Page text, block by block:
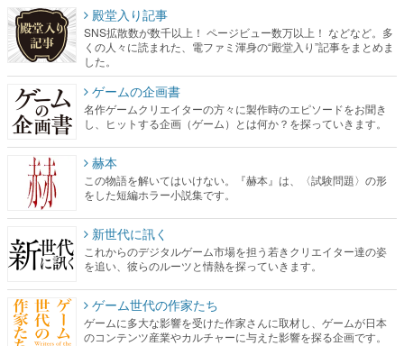
殿堂入り記事
SNS拡散数が数千以上！ ページビュー数万以上！ などなど。多
くの人々に読まれた、電ファミ渾身の“殿堂入り”記事をまとめま
した。
ゲームの企画書
名作ゲームクリエイターの方々に製作時のエピソードをお聞き
し、ヒットする企画（ゲーム）とは何か？を探っていきます。
赫本
この物語を解いてはいけない。『赫本』は、〈試験問題〉の形
をした短編ホラー小説集です。
新世代に訊く
これからのデジタルゲーム市場を担う若きクリエイター達の姿
を追い、彼らのルーツと情熱を探っていきます。
ゲーム世代の作家たち
ゲームに多大な影響を受けた作家さんに取材し、ゲームが日本
のコンテンツ産業やカルチャーに与えた影響を探る企画です。